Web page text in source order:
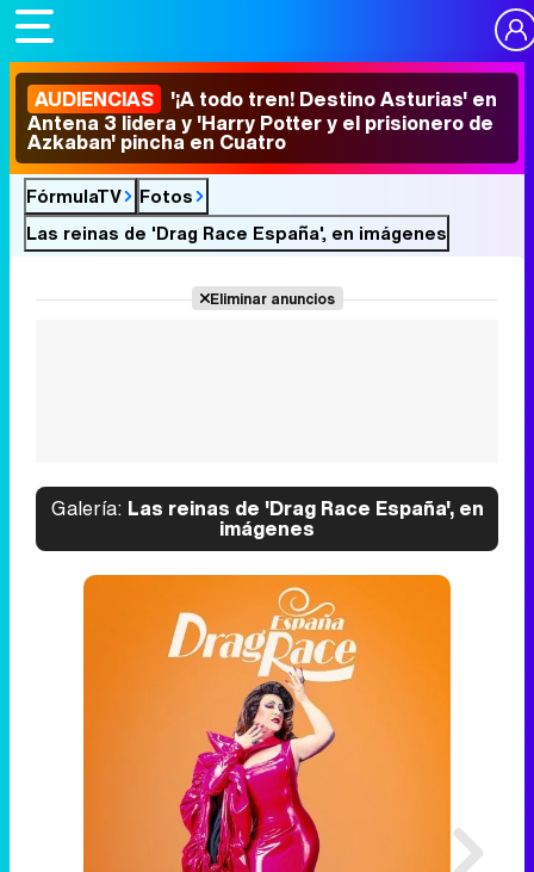
AUDIENCIAS '¡A todo tren! Destino Asturias' en
Antena 3 lidera y 'Harry Potter y el prisionero de
Azkaban' pincha en Cuatro
FórmulaTV
Fotos
Las reinas de 'Drag Race España', en imágenes
Eliminar anuncios
Galería: Las reinas de 'Drag Race España', en
imágenes